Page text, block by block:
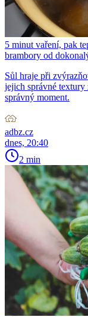
5 minut vaření, pak
brambory od
Sůl hraje při
jejich správné
správný moment.
adbz.cz
dnes, 20:40
2 min